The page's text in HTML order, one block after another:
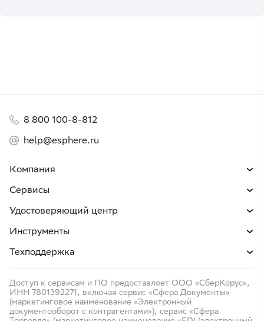
Компания
Сервисы
Удостоверяющий центр
Инструменты
Техподдержка
8 800 100-8-812
help@esphere.ru
Доступ к сервисам и ПО предоставляет ООО «СберКорус»,
ИНН 7801392271, включая сервис «Сфера Документы»
(маркетинговое наименование «Электронный
документооборот с контрагентами»), сервис «Сфера